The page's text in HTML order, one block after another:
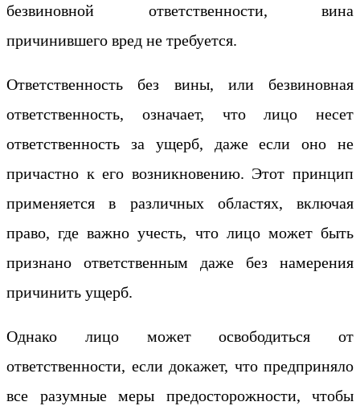
безвиновной ответственности, вина
причинившего вред не требуется.
Ответственность без вины, или безвиновная
ответственность, означает, что лицо несет
ответственность за ущерб, даже если оно не
причастно к его возникновению. Этот принцип
применяется в различных областях, включая
право, где важно учесть, что лицо может быть
признано ответственным даже без намерения
причинить ущерб.
Однако лицо может освободиться от
ответственности, если докажет, что предприняло
все разумные меры предосторожности, чтобы